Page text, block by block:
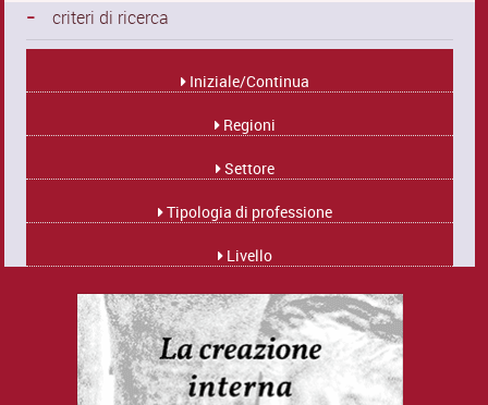
- criteri di ricerca
Iniziale/Continua
Regioni
Settore
Tipologia di professione
Livello